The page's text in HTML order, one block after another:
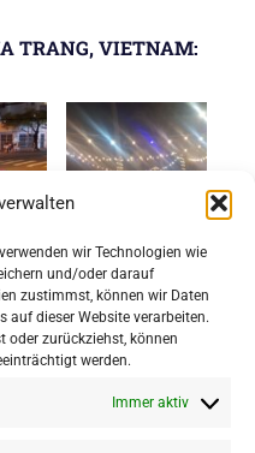
wir Technologien wie
und/oder darauf
zustimmst, können wir Daten
auf dieser Website verarbeiten.
oder zurückziehst, können
werden.
Immer aktiv
TRANG, VIETNAM: